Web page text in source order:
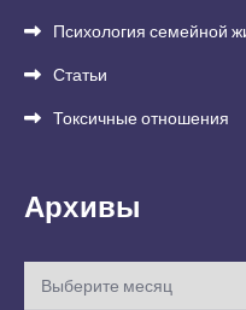
Психология семейной
Статьи
Токсичные отношения
Архивы
Архивы